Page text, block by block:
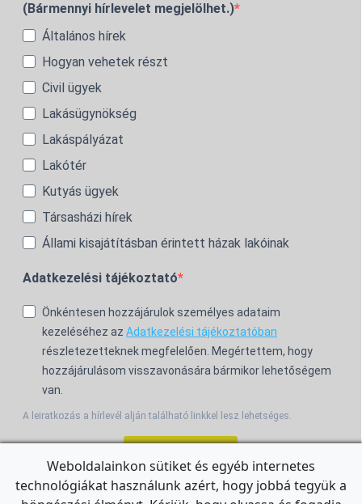
(Bármennyi hírlevelet megjelölhet.)
Általános hírek
Hogyan vehetek részt
Civil ügyek
Lakásügynökség
Lakáspályázat
Lakótér
Kutyás ügyek
Társasházi hírek
Állami kisajátításban érintett házak lakóinak
Adatkezelési tájékoztató
Önkéntesen hozzájárulok személyes adataim
kezeléséhez az Adatkezelési tájékoztatóban
részletezetteknek megfelelően. Megértettem, hogy
hozzájárulásom visszavonására bármikor lehetőségem
van.
A leiratkozás a hírlevél alján található linkkel lesz lehetséges.
For the English Newsletter, clickHERE.
Weboldalainkon sütiket és egyéb internetes
technológiákat használunk azért, hogy jobbá tegyük a